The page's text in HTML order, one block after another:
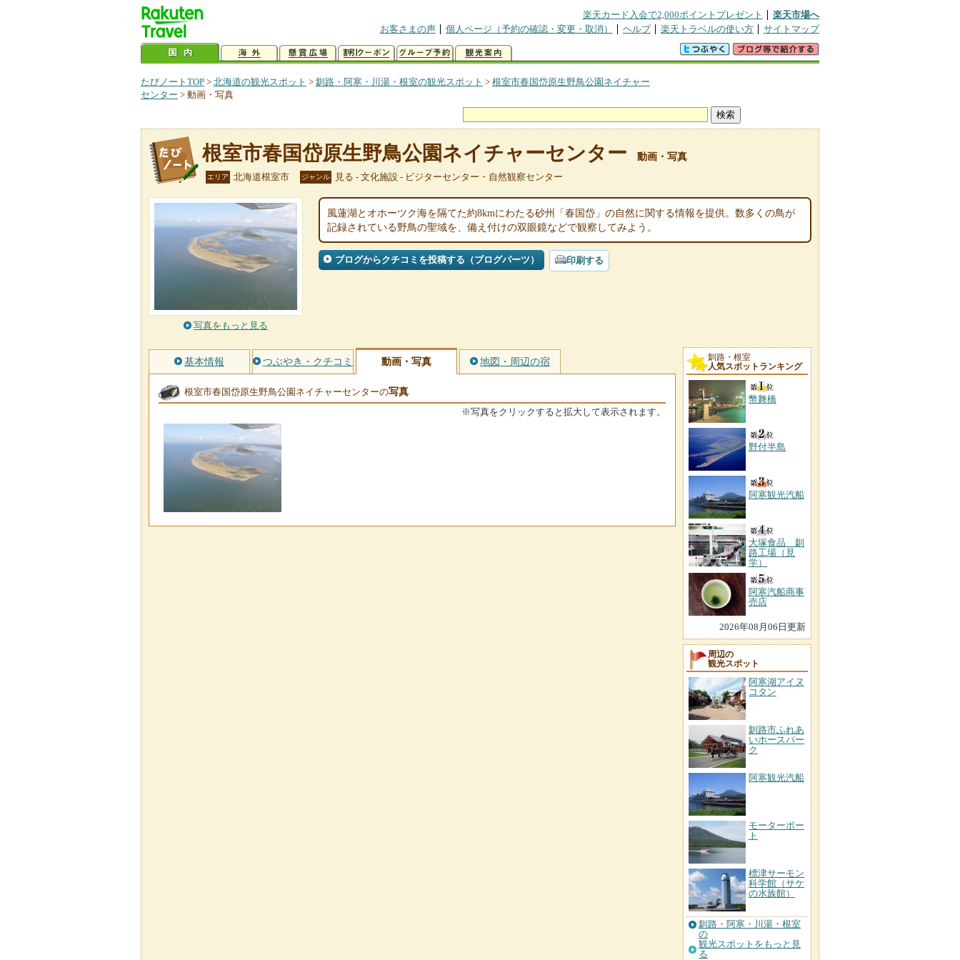
楽天カード入会で2,000ポイントプレゼント
楽天市場へ
お客さまの声
個人ページ（予約の確認・変更・取消） ヘルプ 楽天トラベルの使い方 サイトマップ
たびノートTOP > 北海道の観光スポット > 釧路・阿寒・川湯・根室の観光スポット > 根室市春国岱原生野鳥公園ネイチャー
センター > 動画・写真
根室市春国岱原生野鳥公園ネイチャーセンター 動画・写真
エリア 北海道根室市 ジャンル 見る - 文化施設 - ビジターセンター・自然観察センター
写真をもっと見る
風蓮湖とオホーツク海を隔てた約8kmにわたる砂州「春国岱」の自然に関する情報を提供。数多くの鳥が
記録されている野鳥の聖域を、備え付けの双眼鏡などで観察してみよう。
ブログからクチコミを投稿する（ブログパーツ） 印刷する
基本情報 つぶやき・クチコミ 動画・写真 地図・周辺の宿
根室市春国岱原生野鳥公園ネイチャーセンターの写真
※写真をクリックすると拡大して表示されます。
釧路・根室
人気スポットランキング
幣舞橋
野付半島
阿寒観光汽船
大塚食品 釧
路工場（見
学）
阿寒汽船商事
売店
2026年08月06日更新
周辺の
観光スポット
阿寒湖アイヌ
コタン
釧路市ふれあ
いホースパー
ク
阿寒観光汽船
モーターボー
ト
標津サーモン
科学館（サケ
の水族館）
釧路・阿寒・川湯・根室
の
観光スポットをもっと見
る